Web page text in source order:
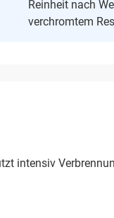
Reinheit nach
verchromtem
intensiv